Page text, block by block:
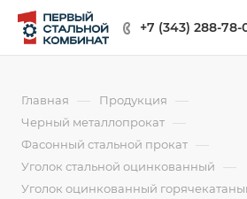
+7 (343) 288-78-
Главная — Продукция —
Черный металлопрокат —
Фасонный стальной прокат —
Уголок стальной оцинкованный —
Уголок оцинкованный